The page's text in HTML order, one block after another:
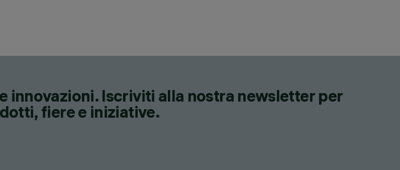
innovazioni. Iscriviti alla nostra newsletter per
fiere e iniziative.